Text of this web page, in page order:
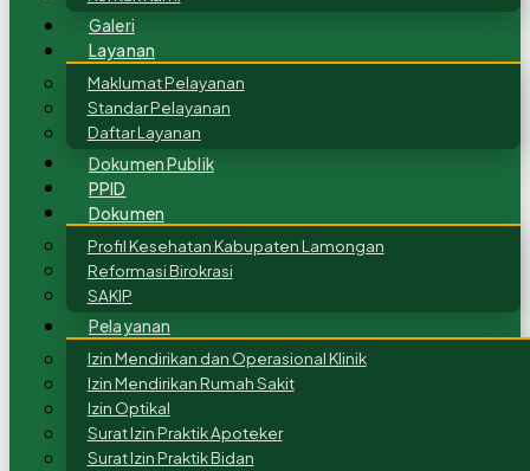
Galeri
Layanan
Maklumat Pelayanan
Standar Pelayanan
Daftar Layanan
Dokumen Publik
PPID
Dokumen
Profil Kesehatan Kabupaten Lamongan
Reformasi Birokrasi
SAKIP
Pelayanan
Izin Mendirikan dan Operasional Klinik
Izin Mendirikan Rumah Sakit
Izin Optikal
Surat Izin Praktik Apoteker
Surat Izin Praktik Bidan